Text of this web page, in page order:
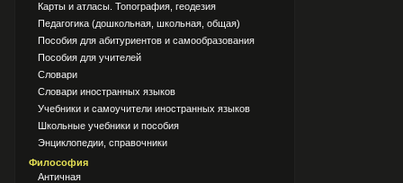
Карты и атласы. Топография, геодезия
Педагогика (дошкольная, школьная, общая)
Пособия для абитуриентов и самообразования
Пособия для учителей
Словари
Словари иностранных языков
Учебники и самоучители иностранных языков
Школьные учебники и пособия
Энциклопедии, справочники
Философия
Античная